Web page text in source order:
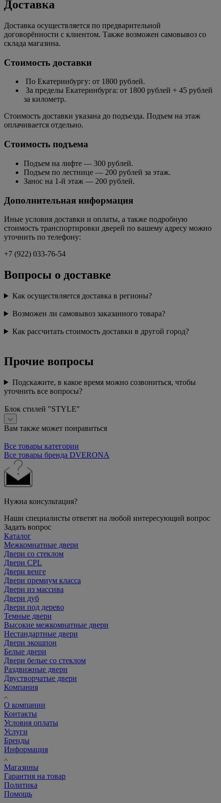
Доставка
Доставка осуществляется по предварительной
договорённости с клиентом. Также возможен самовывоз со
склада магазина.
Стоимость доставки
По Екатеринбургу: от 1800 рублей.
За пределы Екатеринбурга: от 1800 рублей + 45 рублей
за километр.
Стоимость доставки указана до подъезда. Подъем на этаж
оплачивается отдельно.
Стоимость подъема
Подъем на лифте — 300 рублей.
Подъем по лестнице — 200 рублей за этаж.
Занос на 1-й этаж — 200 рублей.
Дополнительная информация
Иные условия доставки и оплаты, а также подробную
стоимость транспортировки дверей по вашему адресу можно
уточнить по телефону:
+7 (922) 033-76-54
Вопросы о доставке
Как осуществляется доставка в регионы?
Возможен ли самовывоз заказанного товара?
Как рассчитать стоимость доставки в другой город?
Прочие вопросы
Подскажите, в какое время можно созвониться, чтобы
уточнить все вопросы?
Блок стилей "STYLE"
Вам также может понравиться
Все товары категории
Все товары бренда DVERONA
Нужна консультация?
Наши специалисты ответят на любой интересующий вопрос
Задать вопрос
Каталог
Межкомнатные двери
Двери со стеклом
Двери CPL
Двери венге
Двери премиум класса
Двери из массива
Двери дуб
Двери под дерево
Темные двери
Высокие межкомнатные двери
Нестандартные двери
Двери экошпон
Белые двери
Двери белые со стеклом
Раздвижные двери
Двустворчатые двери
Компания
О компании
Контакты
Условия оплаты
Услуги
Бренды
Информация
Магазины
Гарантия на товар
Политика
Помощь